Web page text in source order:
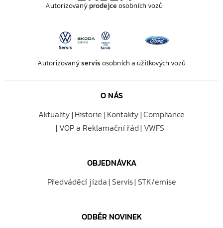
Autorizovanýprodejceosobních vozů
Autorizovanýservisosobních a užitkových vozů
O NÁS
Aktuality Historie Kontakty Compliance
VOP a Reklamační řád VWFS
OBJEDNÁVKA
Předváděcí jízda Servis STK/emise
ODBĚR NOVINEK